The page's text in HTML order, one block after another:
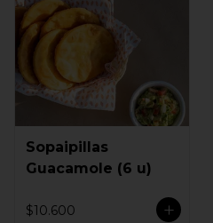
Sopaipillas
Guacamole (6 u)
$10.600